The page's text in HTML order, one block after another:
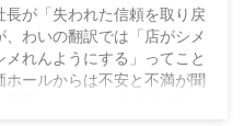
状況らしい
長が「失われた信頼を取り戻
わいの翻訳では「店がシメ
れんようにする」ってこと
ールからは不安と不満が聞